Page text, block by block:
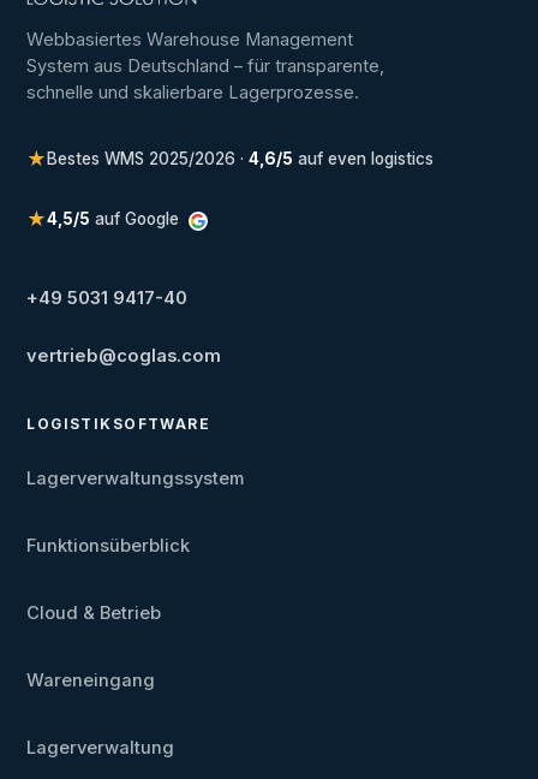
Webbasiertes Warehouse Management
System aus Deutschland – für transparente,
schnelle und skalierbare Lagerprozesse.
★Bestes WMS 2025/2026 ·4,6/5 auf even logistics
★4,5/5 auf Google
+49 5031 9417-40
vertrieb@coglas.com
LOGISTIKSOFTWARE
Lagerverwaltungssystem
Funktionsüberblick
Cloud & Betrieb
Wareneingang
Lagerverwaltung